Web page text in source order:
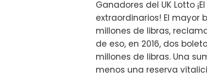
Ganadores del UK Lotto
extraordinarios! El mayor
millones de libras,
de eso, en 2016, dos
millones de libras. Una
menos una reserva